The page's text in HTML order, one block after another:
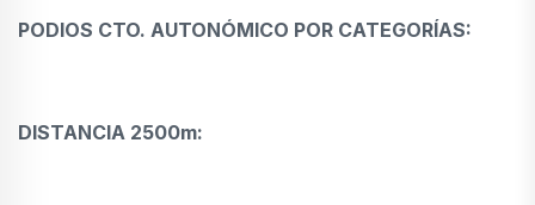
PODIOS CTO. AUTONÓMICO POR CATEGORÍAS:
DISTANCIA 2500m: